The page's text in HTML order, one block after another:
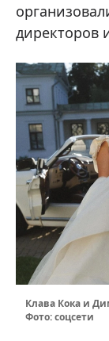
директоров
Клава Кока и
Фото: соцсети